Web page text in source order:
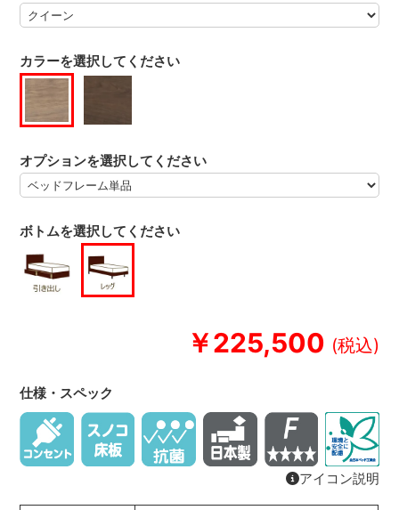
￥225,500
カラーを選択してください
オプションを選択してください
ボトムを選択してください
仕様・スペック
アイコン説明